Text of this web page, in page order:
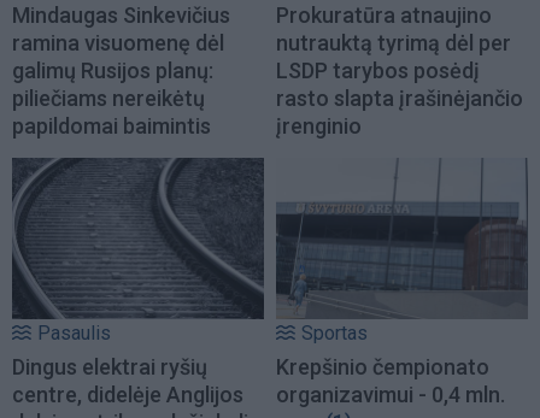
Mindaugas Sinkevičius
ramina visuomenę dėl
galimų Rusijos planų:
piliečiams nereikėtų
papildomai baimintis
Prokuratūra atnaujino
nutrauktą tyrimą dėl per
LSDP tarybos posėdį
rasto slapta įrašinėjančio
įrenginio
Pasaulis
Dingus elektrai ryšių
centre, didelėje Anglijos
Sportas
Krepšinio čempionato
organizavimui - 0,4 mln.